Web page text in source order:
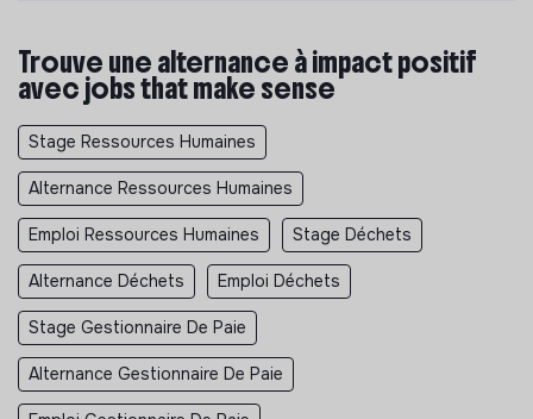
Trouve une alternance à impact positif
avec jobs that make sense
Stage Ressources Humaines
Alternance Ressources Humaines
Emploi Ressources Humaines Stage Déchets
Alternance Déchets Emploi Déchets
Stage Gestionnaire De Paie
Alternance Gestionnaire De Paie